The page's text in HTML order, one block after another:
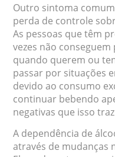
Outro sintoma
perda de controle
As pessoas que têm
vezes não
quando querem ou
passar por situações
devido ao consumo
continuar bebendo
negativas que isso
A dependência de
através de mudanças